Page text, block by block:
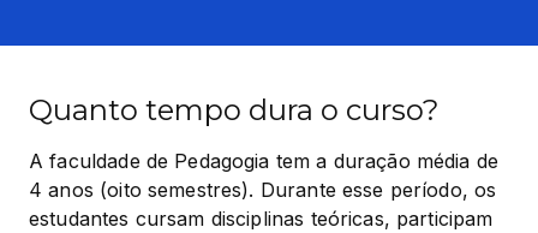
Quanto tempo dura o curso?
A faculdade de Pedagogia tem a duração média de
4 anos (oito semestres). Durante esse período, os
estudantes cursam disciplinas teóricas, participam